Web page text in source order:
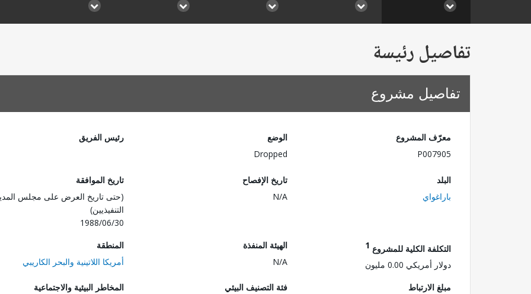
تفاصيل رئيسة
تفاصيل مشروع
معرّف المشروع
P007905
الوضع
Dropped
رئيس الفريق
البلد
باراغواي
تاريخ الإفصاح
N/A
تاريخ الموافقة
(حتى تاريخ العرض على مجلس
التنفيذيين)
1988/06/30
التكلفة الكلية للمشروع 1
دولار أمريكي 0.00 مليون
الهيئة المنفذة
N/A
المنطقة
أمريكا اللاتينية والبحر الكاريبي
مبلغ الارتباط
فئة التصنيف البيئي
المخاطر البيئية والاجتماعية